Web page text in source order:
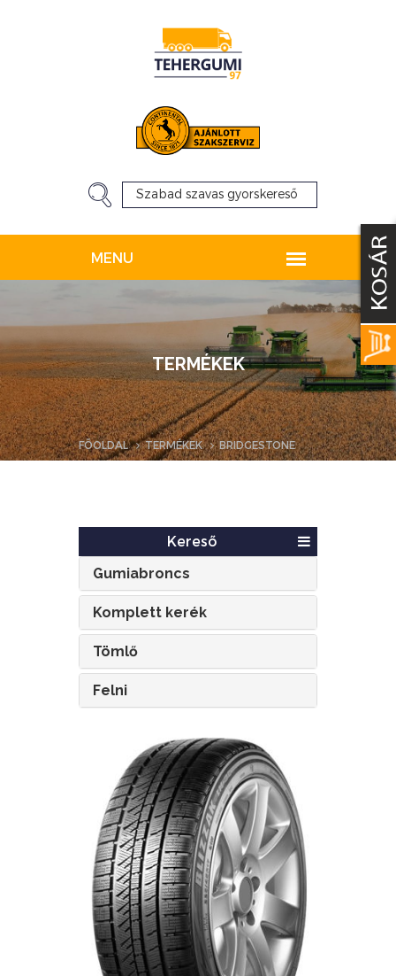
TERMÉKEK
FŐOLDAL TERMÉKEK BRIDGESTONE
Kereső
Gumiabroncs
Komplett kerék
Tömlő
Felni